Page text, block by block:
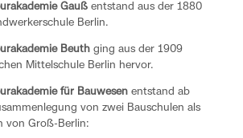
Gauß entstand aus der 1880
Berlin.
Beuth ging aus der 1909
Mittelschule Berlin hervor.
für Bauwesen entstand ab
von zwei Bauschulen als
von Groß-Berlin: